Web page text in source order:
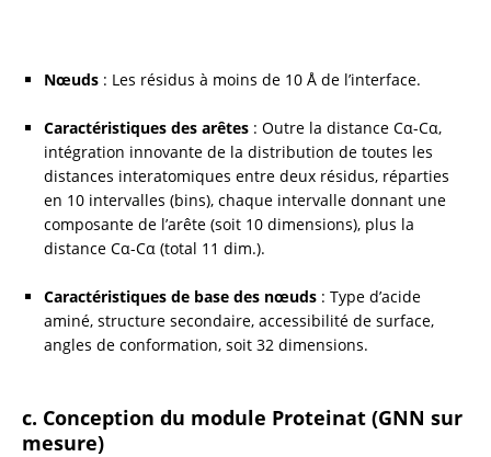
Nœuds : Les résidus à moins de 10 Å de l’interface.
Caractéristiques des arêtes : Outre la distance Cα-Cα,
intégration innovante de la distribution de toutes les
distances interatomiques entre deux résidus, réparties
en 10 intervalles (bins), chaque intervalle donnant une
composante de l’arête (soit 10 dimensions), plus la
distance Cα-Cα (total 11 dim.).
Caractéristiques de base des nœuds : Type d’acide
aminé, structure secondaire, accessibilité de surface,
angles de conformation, soit 32 dimensions.
c. Conception du module Proteinat (GNN sur
mesure)